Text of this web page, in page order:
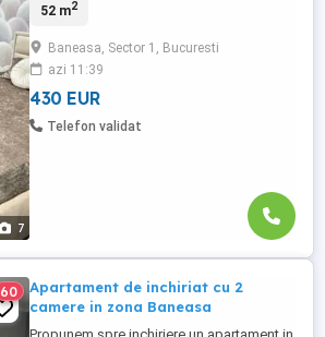
7
BD.Aerogarii in apropiere de Hotel La Gil.
52 m2
Baneasa, Sector 1, Bucuresti
azi 11:39
430 EUR
Telefon validat
60
Apartament de inchiriat cu 2
camere in zona Baneasa